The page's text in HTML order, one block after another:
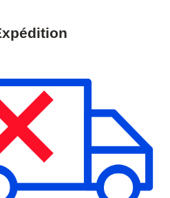
Reprise